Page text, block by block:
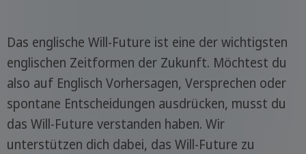
Das englische Will-Future ist eine der wichtigsten
englischen Zeitformen der Zukunft. Möchtest du
also auf Englisch Vorhersagen, Versprechen oder
spontane Entscheidungen ausdrücken, musst du
das Will-Future verstanden haben. Wir
unterstützen dich dabei, das Will-Future zu